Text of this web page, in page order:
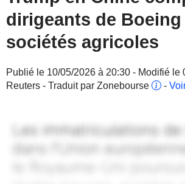
dirigeants de Boeing
sociétés agricoles
Publié le 10/05/2026 à 20:30 - Modifié le
Reuters - Traduit par Zonebourse
-